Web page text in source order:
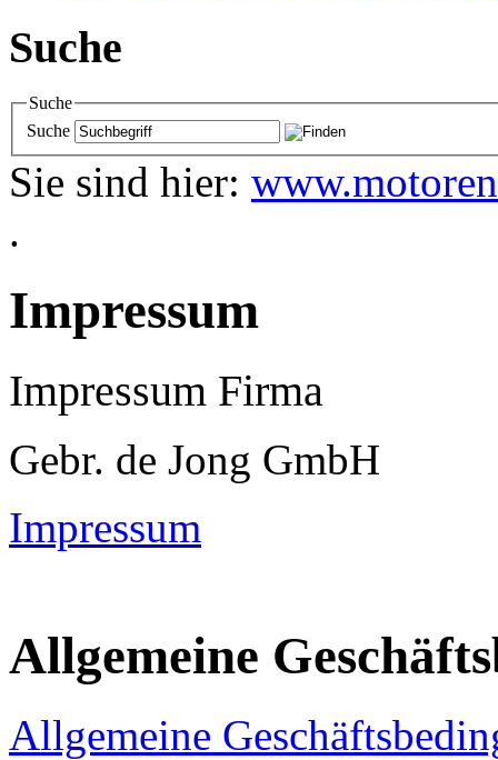
Suche
Suche
Suche
Sie sind hier:
.
Impressum
Impressum Firma
Gebr. de Jong GmbH
Impressum
Allgemeine
Allgemeine